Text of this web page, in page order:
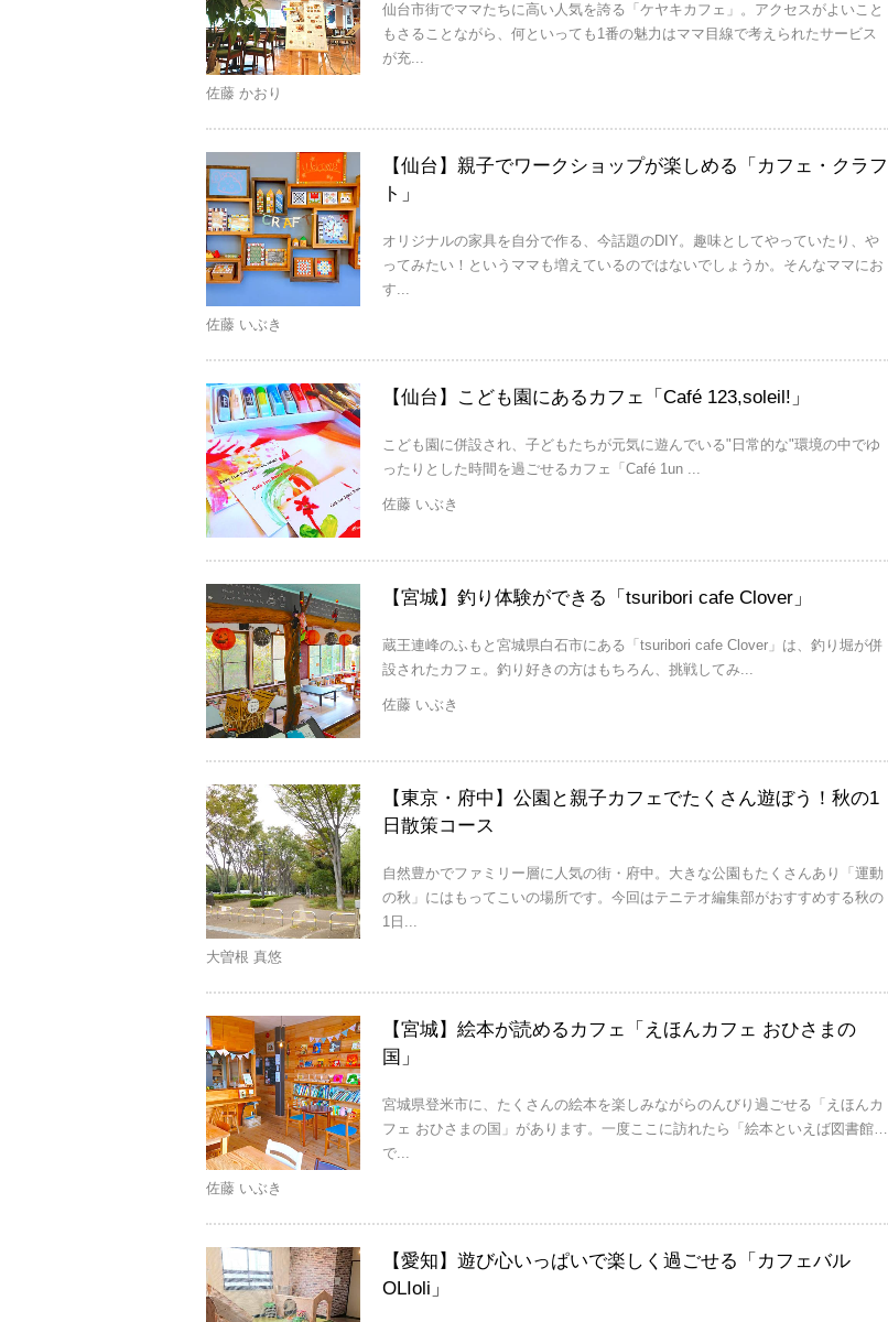
仙台市街でママたちに高い人気を誇る「ケヤキカフェ」。アクセスがよいこと
もさることながら、何といっても1番の魅力はママ目線で考えられたサービス
が充...
佐藤 かおり
【仙台】親子でワークショップが楽しめる「カフェ・クラフ
ト」
オリジナルの家具を自分で作る、今話題のDIY。趣味としてやっていたり、や
ってみたい！というママも増えているのではないでしょうか。そんなママにお
す...
佐藤 いぶき
【仙台】こども園にあるカフェ「Café 123,soleil!」
こども園に併設され、子どもたちが元気に遊んでいる"日常的な"環境の中でゆ
ったりとした時間を過ごせるカフェ「Café 1un ...
佐藤 いぶき
【宮城】釣り体験ができる「tsuribori cafe Clover」
蔵王連峰のふもと宮城県白石市にある「tsuribori cafe Clover」は、釣り堀が併
設されたカフェ。釣り好きの方はもちろん、挑戦してみ...
佐藤 いぶき
【東京・府中】公園と親子カフェでたくさん遊ぼう！秋の1
日散策コース
自然豊かでファミリー層に人気の街・府中。大きな公園もたくさんあり「運動
の秋」にはもってこいの場所です。今回はテニテオ編集部がおすすめする秋の
1日...
大曽根 真悠
【宮城】絵本が読めるカフェ「えほんカフェ おひさまの
国」
宮城県登米市に、たくさんの絵本を楽しみながらのんびり過ごせる「えほんカ
フェ おひさまの国」があります。一度ここに訪れたら「絵本といえば図書館…
で...
佐藤 いぶき
【愛知】遊び心いっぱいで楽しく過ごせる「カフェバル
OLIoli」